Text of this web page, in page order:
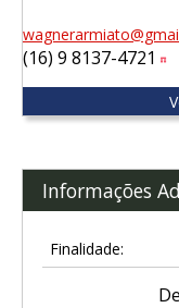
(16) 9 8137-4721
Informações
Finalidade: